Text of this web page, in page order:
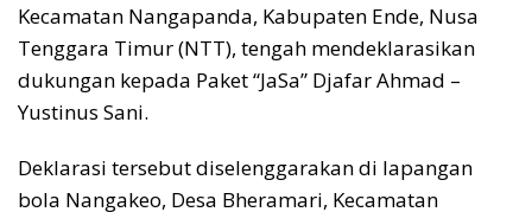
Kecamatan Nangapanda, Kabupaten Ende, Nusa
Tenggara Timur (NTT), tengah mendeklarasikan
dukungan kepada Paket “JaSa” Djafar Ahmad –
Yustinus Sani.
Deklarasi tersebut diselenggarakan di lapangan
bola Nangakeo, Desa Bheramari, Kecamatan